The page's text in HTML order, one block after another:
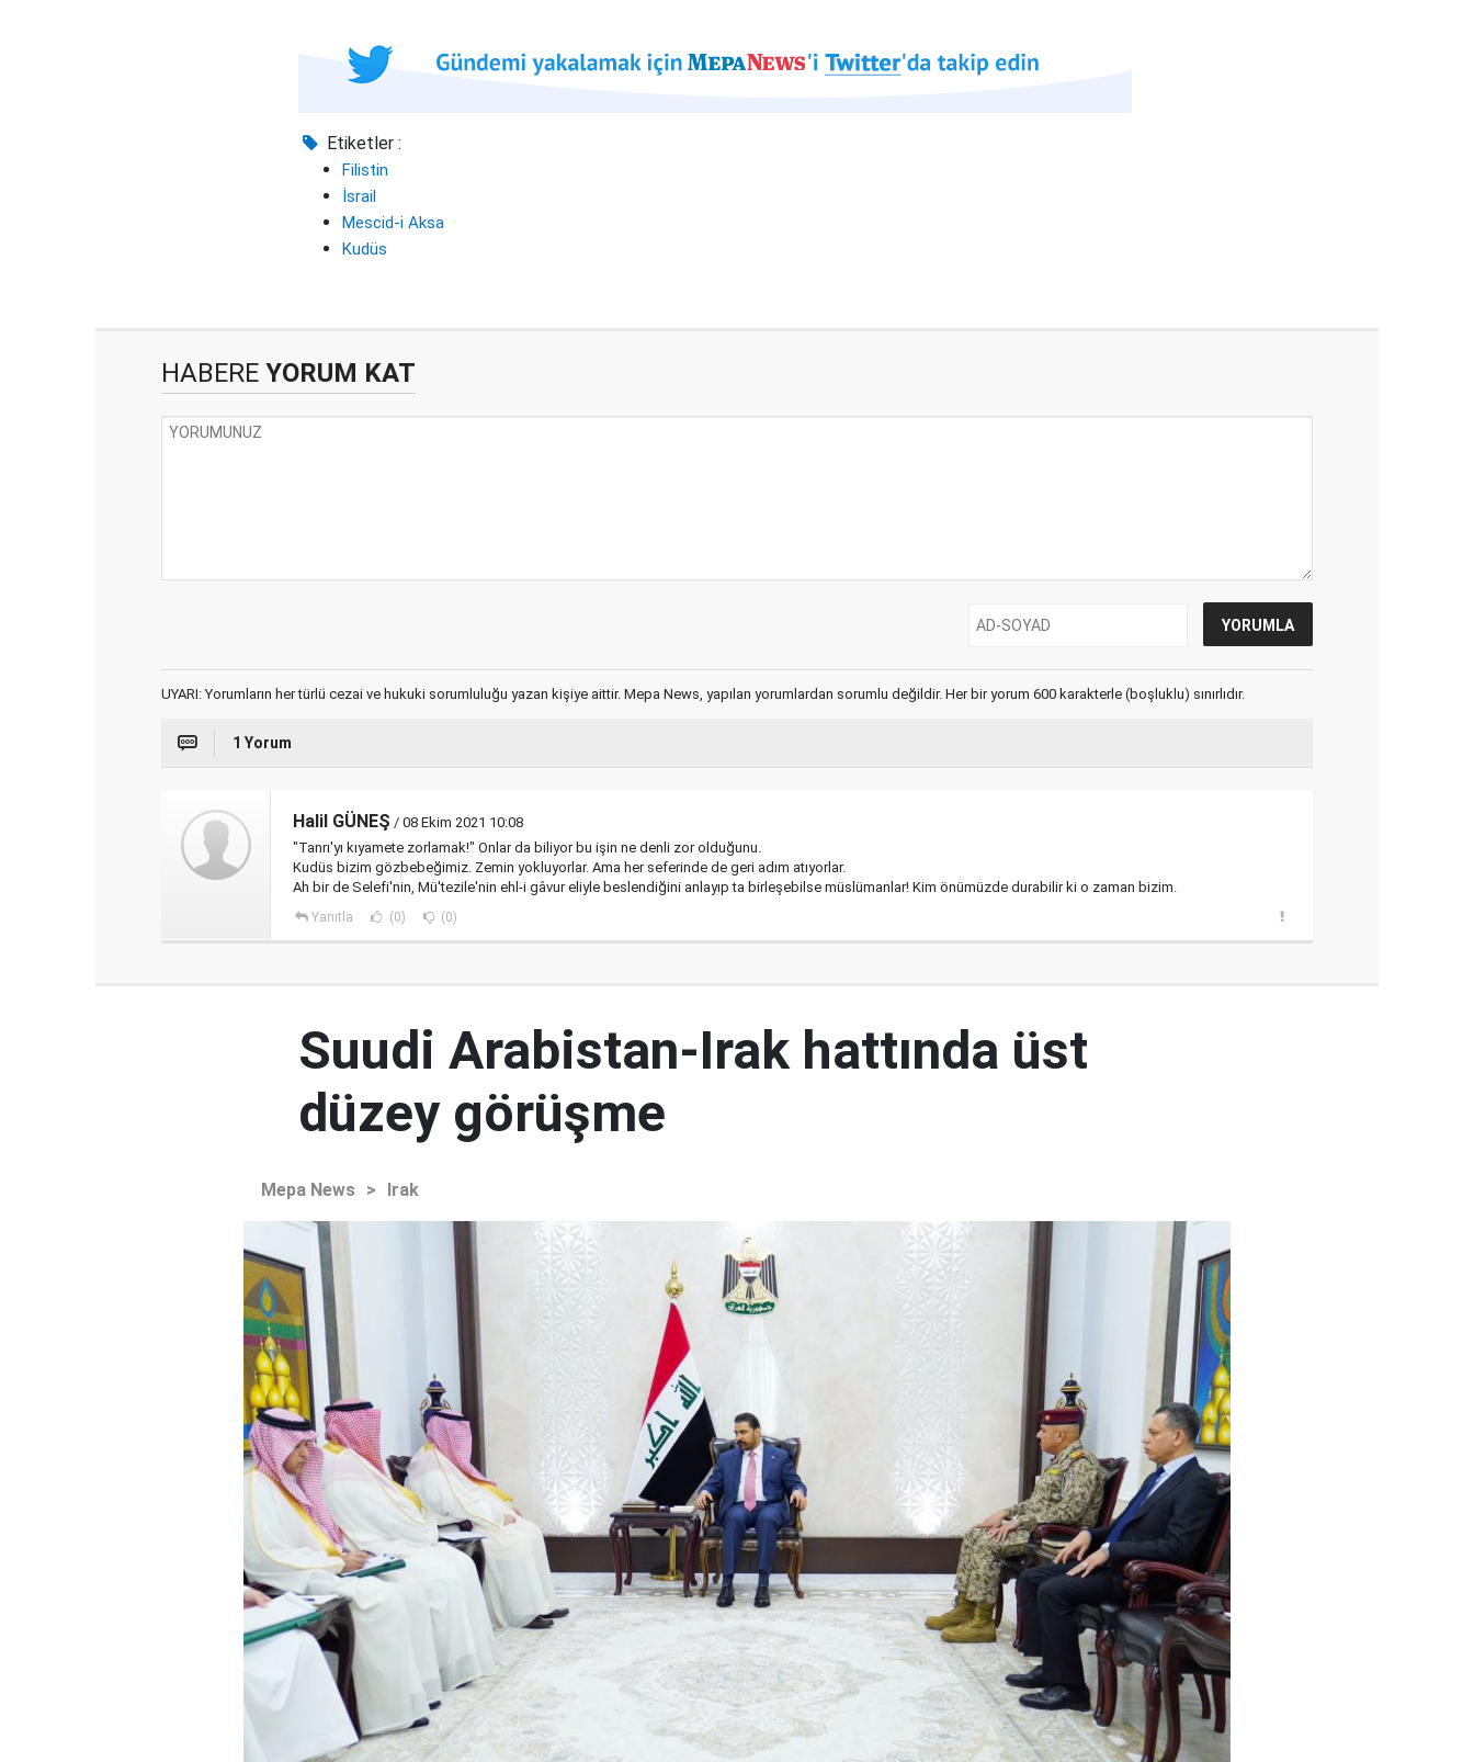
Etiketler :
Filistin
İsrail
Mescid-i Aksa
Kudüs
HABERE YORUM KAT
UYARI: Yorumların her türlü cezai ve hukuki sorumluluğu yazan kişiye aittir. Mepa News, yapılan yorumlardan sorumlu değildir. Her bir yorum 600 karakterle (boşluklu) sınırlıdır.
1 Yorum
Halil GÜNEŞ / 08 Ekim 2021 10:08
"Tanrı'yı kıyamete zorlamak!" Onlar da biliyor bu işin ne denli zor olduğunu.
Kudüs bizim gözbebeğimiz. Zemin yokluyorlar. Ama her seferinde de geri adım atıyorlar.
Ah bir de Selefi'nin, Mü'tezile'nin ehl-i gâvur eliyle beslendiğini anlayıp ta birleşebilse müslümanlar! Kim önümüzde durabilir ki o zaman bizim.
Yanıtla (0) (0)
Suudi Arabistan-Irak hattında üst
düzey görüşme
Mepa News > Irak